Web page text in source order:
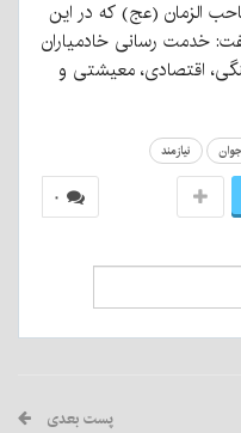
الزمان (عج) که در این
خدمت رسانی خادمیاران
اقتصادی، معیشتی و
نیازمند
۰
پست بعدی